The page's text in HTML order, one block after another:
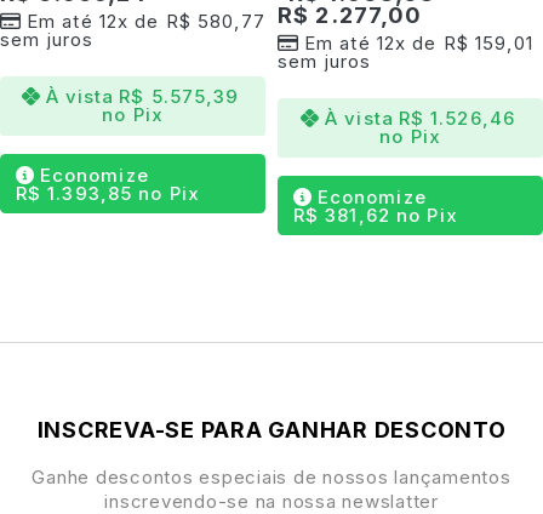
Estética vintage cominterpretação contemporânea
Ideal paraambientes sofisticadose salas com
decoração autoral
Acabamento artesanalcom atenção aos detalhes
Em até 12x de R$ 580,77
sem juros
À vista R$ 5.575,39
no Pix
Economize
R$ 1.393,85 no Pix
R$ 2.277,00
Em até 12x de R$ 159,01
sem juros
À vista R$ 1.526,46
no Pix
Economize
R$ 381,62 no Pix
INSCREVA-SE PARA GANHAR DESCONTO
Ganhe descontos especiais de nossos lançamentos
inscrevendo-se na nossa newslatter